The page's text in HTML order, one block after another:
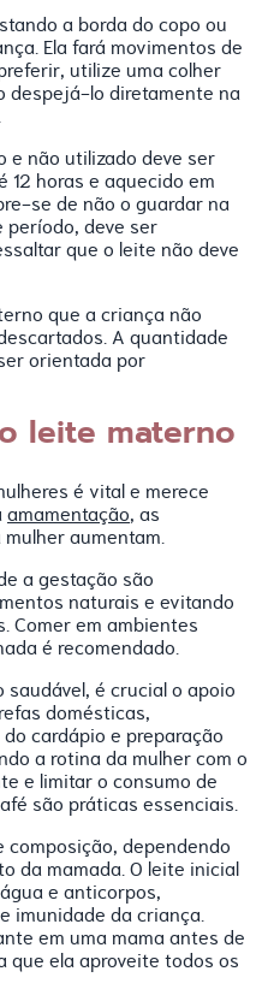
a borda do copo ou
Ela fará movimentos de
utilize uma colher
despejá-lo diretamente na
e não utilizado deve ser
horas e aquecido em
se de não o guardar na
período, deve ser
que o leite não deve
que a criança não
A quantidade
orientada por
leite materno
é vital e merece
amamentação, as
aumentam.
a gestação são
naturais e evitando
Comer em ambientes
é recomendado.
é crucial o apoio
domésticas,
cardápio e preparação
a rotina da mulher com o
e limitar o consumo de
são práticas essenciais.
dependendo
da mamada. O leite inicial
e anticorpos,
imunidade da criança.
em uma mama antes de
que ela aproveite todos os